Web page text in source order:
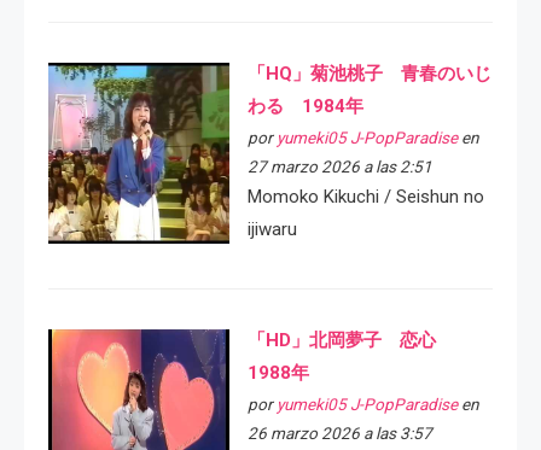
「HQ」菊池桃子 青春のいじ
わる 1984年
por yumeki05 J-PopParadiseen
27 marzo 2026 a las 2:51
Momoko Kikuchi / Seishun no
ijiwaru
「HD」北岡夢子 恋心
1988年
por yumeki05 J-PopParadiseen
26 marzo 2026 a las 3:57